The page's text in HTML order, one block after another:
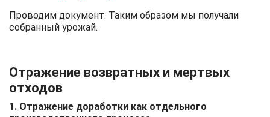
Проводим документ. Таким образом мы получали
собранный урожай.
Отражение возвратных и мертвых
отходов
1. Отражение доработки как отдельного